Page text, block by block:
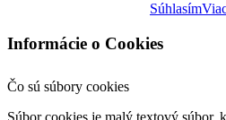
Súhlasím
Informácie o Cookies
Čo sú súbory cookies